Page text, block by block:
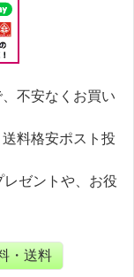
不安なくお買い
料格安ポスト投
レゼントや、お役
・送料